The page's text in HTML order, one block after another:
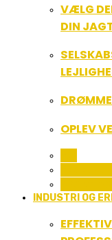
VÆLG
DIN
OPLEV
INDUSTRI OG